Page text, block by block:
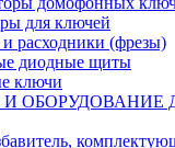
для ключей
и расходники (фрезы)
диодные щиты
ключи
ОБОРУДОВАНИЕ